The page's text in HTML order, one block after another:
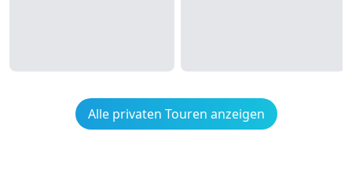
Alle privaten Touren anzeigen